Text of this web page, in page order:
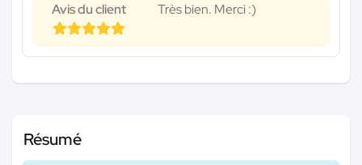
Avis du client Très bien. Merci :)
Résumé